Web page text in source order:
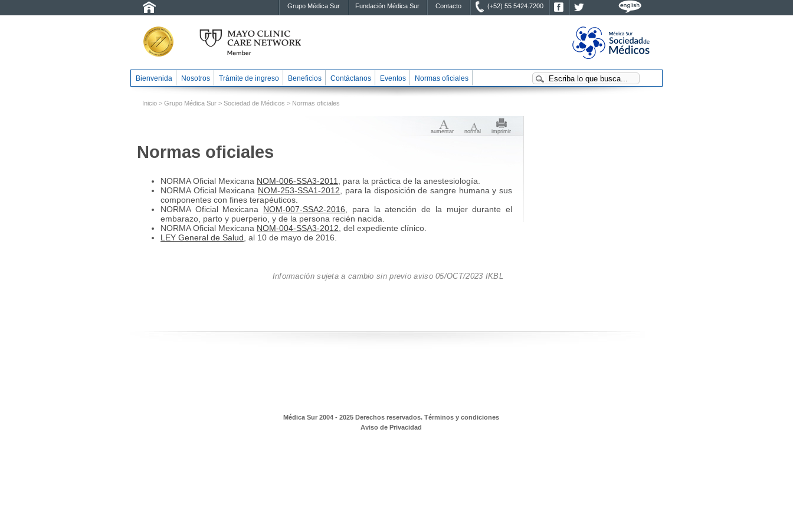
Grupo Médica Sur Fundación Médica Sur Contacto (+52) 55 5424.7200
Bienvenida Nosotros Trámite de ingreso Beneficios Contáctanos Eventos Normas oficiales
Inicio > Grupo Médica Sur > Sociedad de Médicos > Normas oficiales
aumentar normal imprimir
Normas oficiales
NORMA Oficial Mexicana NOM-006-SSA3-2011
, para la práctica de la anestesiología.
NORMA Oficial Mexicana NOM-253-SSA1-2012 , para la disposición de sangre humana y sus
componentes con fines terapéuticos.
NORMA Oficial Mexicana NOM-007-SSA2-2016 , para la atención de la mujer durante el
embarazo, parto y puerperio, y de la persona recién nacida.
NORMA Oficial Mexicana NOM-004-SSA3-2012 , del expediente clínico.
LEY General de Salud , al 10 de mayo de 2016.
Información sujeta a cambio sin previo aviso 05/OCT/2023 IKBL
Médica Sur 2004 - 2025 Derechos reservados. Términos y condiciones
Aviso de Privacidad